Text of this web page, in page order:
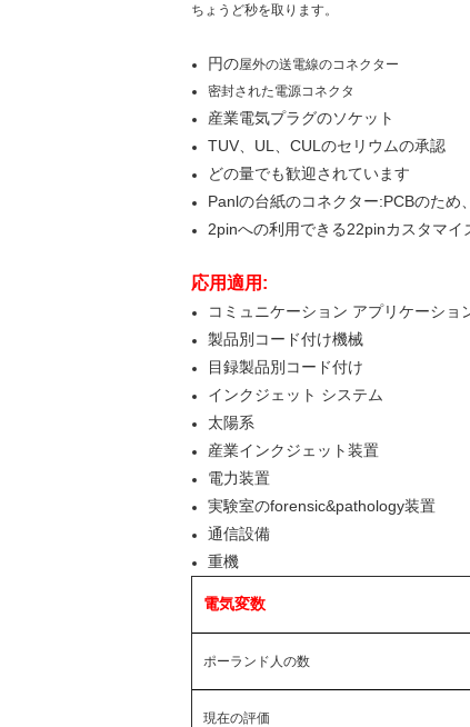
ちょうど秒を取ります。
円の屋外の送電線のコネクター
密封された電源コネクタ
産業電気プラグのソケット
TUV、UL、CULのセリウムの承認
どの量でも歓迎されています
Panlの台紙のコネクター:PCBのため
2pinへの利用できる22pinカスタマ
応用適用:
コミュニケーション アプリケーショ
製品別コード付け機械
目録製品別コード付け
インクジェット システム
太陽系
産業インクジェット装置
電力装置
実験室のforensic&pathology装置
通信設備
重機
電気変数
ポーランド人の数
現在の評価